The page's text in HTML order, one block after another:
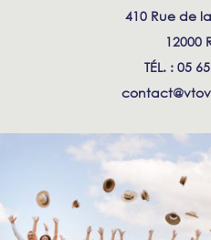
410 Rue de
12000
TÉL. : 05